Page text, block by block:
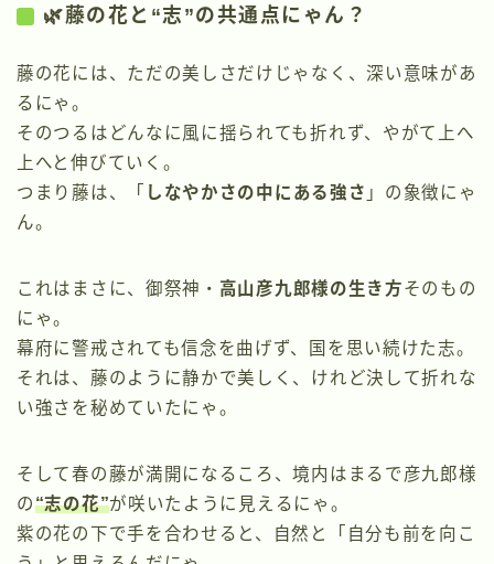
🌿藤の花と“志”の共通点にゃん？
藤の花には、ただの美しさだけじゃなく、深い意味があ
るにゃ。
そのつるはどんなに風に揺られても折れず、やがて上へ
上へと伸びていく。
つまり藤は、「 しなやかさの中にある強さ 」の象徴にゃ
ん。
これはまさに、御祭神・ 高山彦九郎様の生き方そのもの
にゃ。
幕府に警戒されても信念を曲げず、国を思い続けた志。
それは、藤のように静かで美しく、けれど決して折れな
い強さを秘めていたにゃ。
そして春の藤が満開になるころ、境内はまるで彦九郎様
の“志の花”が咲いたように見えるにゃ。
紫の花の下で手を合わせると、自然と「自分も前を向こ